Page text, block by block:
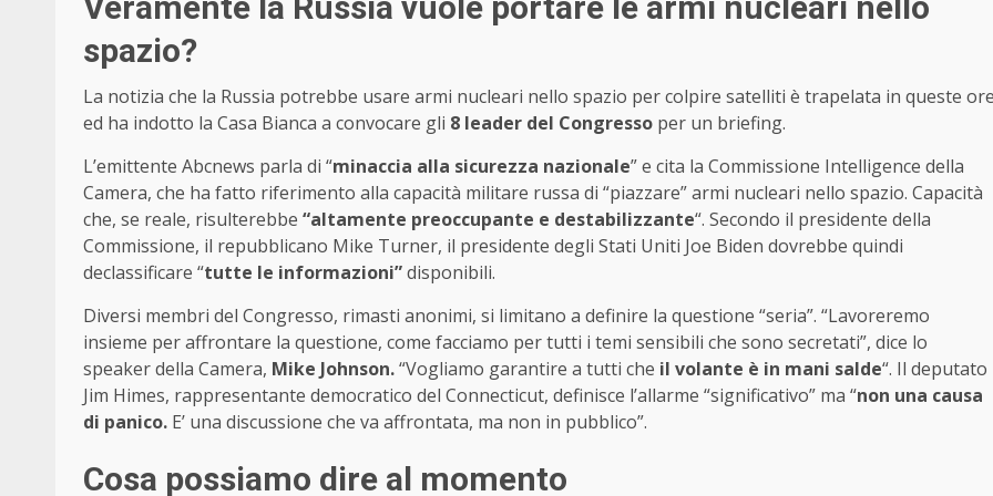
spazio?
La notizia che la Russia potrebbe usare armi nucleari nello spazio per colpire satelliti è trapelata in queste
ed ha indotto la Casa Bianca a convocare gli 8 leader del Congresso per un briefing.
L’emittente Abcnews parla di “minaccia alla sicurezza nazionale” e cita la Commissione Intelligence della
Camera, che ha fatto riferimento alla capacità militare russa di “piazzare” armi nucleari nello spazio. Capacità
che, se reale, risulterebbe “altamente preoccupante e destabilizzante“. Secondo il presidente della
Commissione, il repubblicano Mike Turner, il presidente degli Stati Uniti Joe Biden dovrebbe quindi
declassificare “tutte le informazioni”disponibili.
Diversi membri del Congresso, rimasti anonimi, si limitano a definire la questione “seria”. “Lavoreremo
insieme per affrontare la questione, come facciamo per tutti i temi sensibili che sono secretati”, dice lo
speaker della Camera, Mike Johnson.“Vogliamo garantire a tutti che il volante è in mani salde“. Il deputato
Jim Himes, rappresentante democratico del Connecticut, definisce l’allarme “significativo” ma “non una causa
di panico. E’ una discussione che va affrontata, ma non in pubblico”.
Cosa possiamo dire al momento